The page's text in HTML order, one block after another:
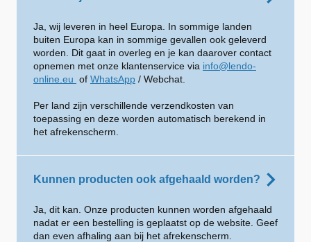
Ja, wij leveren in heel Europa. In sommige landen
buiten Europa kan in sommige gevallen ook geleverd
worden. Dit gaat in overleg en je kan daarover contact
opnemen met onze klantenservice via info@lendo-
online.eu of WhatsApp / Webchat.
Per land zijn verschillende verzendkosten van
toepassing en deze worden automatisch berekend in
het afrekenscherm.
Kunnen producten ook afgehaald worden?
Ja, dit kan. Onze producten kunnen worden afgehaald
nadat er een bestelling is geplaatst op de website. Geef
dan even afhaling aan bij het afrekenscherm.